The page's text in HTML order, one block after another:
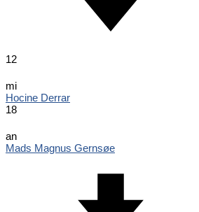
12
mi
Hocine Derrar
18
an
Mads Magnus Gernsøe